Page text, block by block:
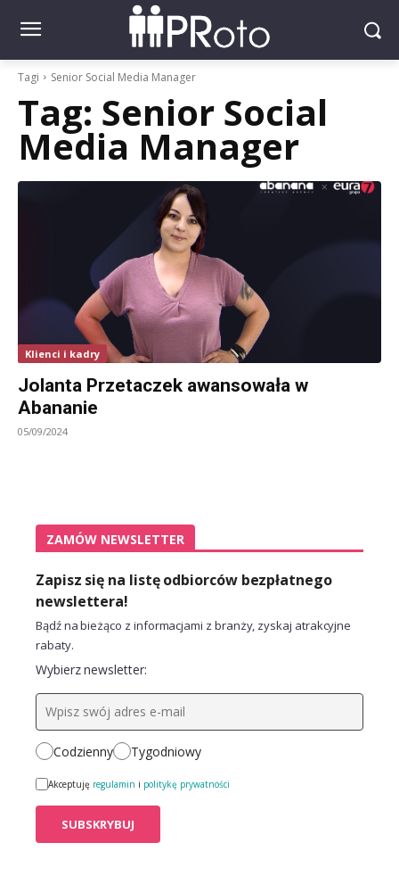
Tagi Senior Social Media Manager
Tag: Senior Social
Media Manager
Klienci i kadry
Jolanta Przetaczek awansowała w
Abananie
05/09/2024
ZAMÓW NEWSLETTER
Zapisz się na listę odbiorców bezpłatnego
newslettera!
Bądź na bieżąco z informacjami z branży, zyskaj atrakcyjne
rabaty.
Wybierz newsletter:
Codzienny Tygodniowy
Akceptuję regulamin i politykę prywatności